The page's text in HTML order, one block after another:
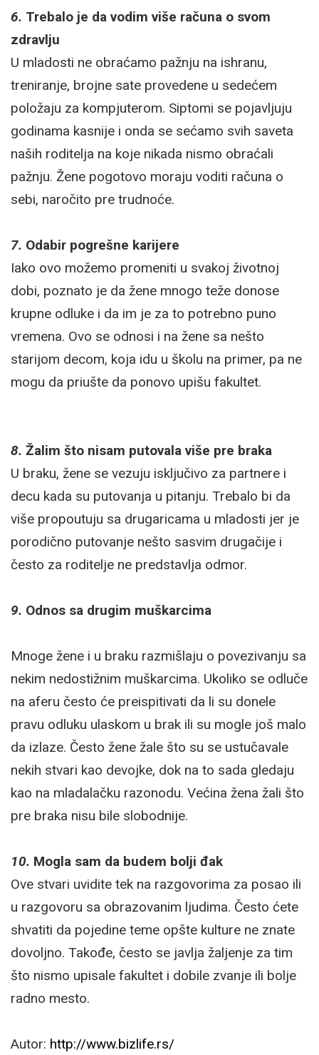
6. Trebalo je da vodim više računa o svom
zdravlju
U mladosti ne obraćamo pažnju na ishranu,
treniranje, brojne sate provedene u sedećem
položaju za kompjuterom. Siptomi se pojavljuju
godinama kasnije i onda se sećamo svih saveta
naših roditelja na koje nikada nismo obraćali
pažnju. Žene pogotovo moraju voditi računa o
sebi, naročito pre trudnoće.
7. Odabir pogrešne karijere
Iako ovo možemo promeniti u svakoj životnoj
dobi, poznato je da žene mnogo teže donose
krupne odluke i da im je za to potrebno puno
vremena. Ovo se odnosi i na žene sa nešto
starijom decom, koja idu u školu na primer, pa ne
mogu da priušte da ponovo upišu fakultet.
8. Žalim što nisam putovala više pre braka
U braku, žene se vezuju isključivo za partnere i
decu kada su putovanja u pitanju. Trebalo bi da
više propoutuju sa drugaricama u mladosti jer je
porodično putovanje nešto sasvim drugačije i
često za roditelje ne predstavlja odmor.
9. Odnos sa drugim muškarcima
Mnoge žene i u braku razmišlaju o povezivanju sa
nekim nedostižnim muškarcima. Ukoliko se odluče
na aferu često će preispitivati da li su donele
pravu odluku ulaskom u brak ili su mogle još malo
da izlaze. Često žene žale što su se ustučavale
nekih stvari kao devojke, dok na to sada gledaju
kao na mladalačku razonodu. Većina žena žali što
pre braka nisu bile slobodnije.
10. Mogla sam da budem bolji đak
Ove stvari uvidite tek na razgovorima za posao ili
u razgovoru sa obrazovanim ljudima. Često ćete
shvatiti da pojedine teme opšte kulture ne znate
dovoljno. Takođe, često se javlja žaljenje za tim
što nismo upisale fakultet i dobile zvanje ili bolje
radno mesto.
Autor: http://www.bizlife.rs/